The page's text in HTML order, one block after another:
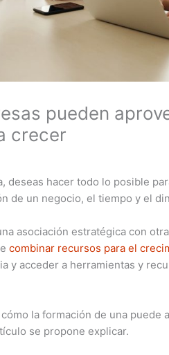
pueden
crecer
deseas hacer todo lo posible
de un negocio, el tiempo y el
asociación estratégica con
combinar recursos para el
y acceder a herramientas y
la formación de una puede
se propone explicar.